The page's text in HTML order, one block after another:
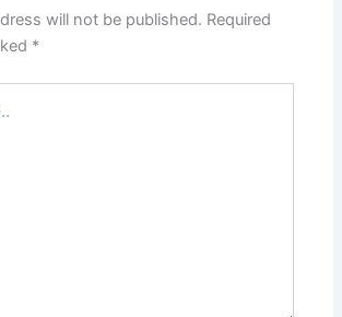
will not be published. Required
*